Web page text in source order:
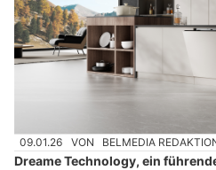
09.01.26 VON BELMEDIA
Dreame Technology, ein